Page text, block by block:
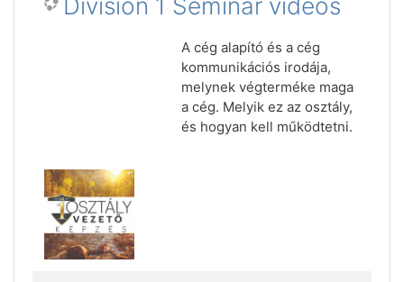
Division 1 Seminar videos
A cég alapító és a cég
kommunikációs irodája,
melynek végterméke maga
a cég. Melyik ez az osztály,
és hogyan kell működtetni.